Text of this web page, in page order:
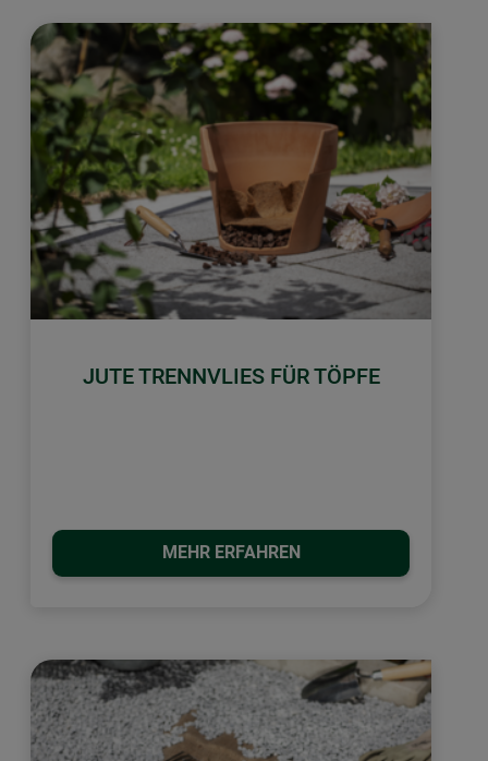
JUTE TRENNVLIES FÜR TÖPFE
MEHR ERFAHREN